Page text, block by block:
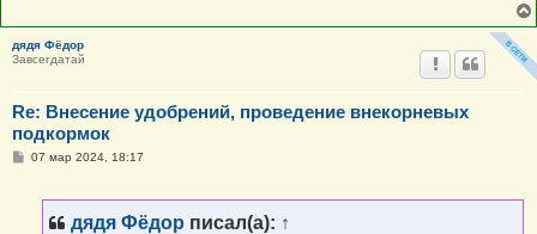
дядя Фёдор
Завсегдатай
Re: Внесение удобрений, проведение внекорневых
подкормок
С07 мар 2024, 18:17
дядя Фёдор писал(а): ↑